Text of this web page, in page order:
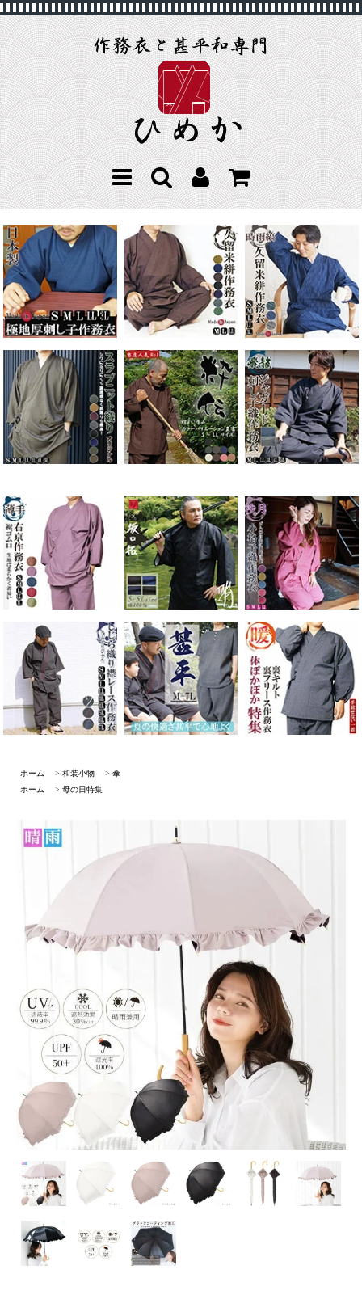
ホーム > 和装小物 > 傘
ホーム
> 母の日特集